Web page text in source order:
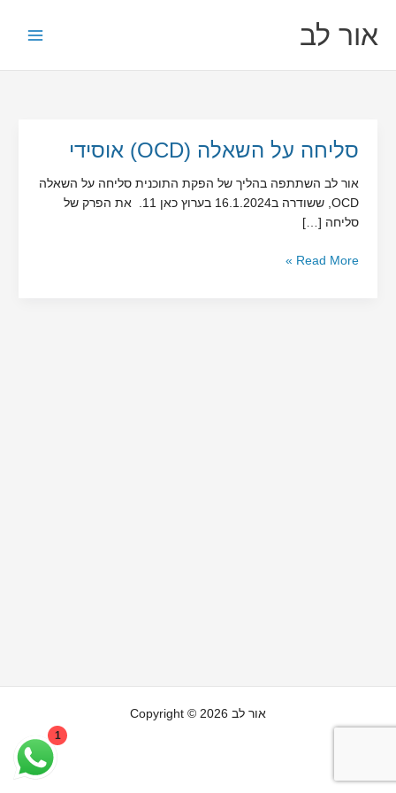
לתוכןאור לב
סליחה על השאלה (OCD) אוסידי
אור לב השתתפה בהליך של הפקת התוכנית סליחה על השאלה
OCD, ששודרה ב16.1.2024 בערוץ כאן 11. את הפרק של
סליחה […]
סליחה
השאלה
(OCD)
אוסידי
Read More »
Copyright © 2026 אור לב
1